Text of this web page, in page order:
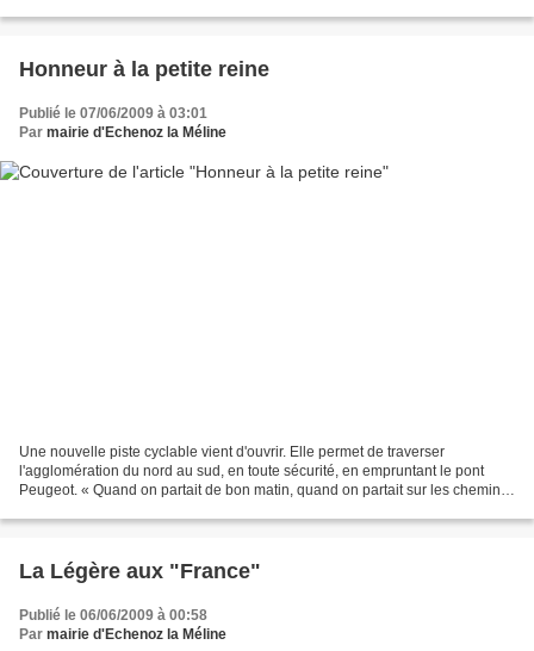
Honneur à la petite reine
Publié le 07/06/2009 à 03:01
Par mairie d'Echenoz la Méline
Une nouvelle piste cyclable vient d'ouvrir. Elle permet de traverser
l'agglomération du nord au sud, en toute sécurité, en empruntant le pont
Peugeot. « Quand on partait de bon matin, quand on partait sur les chemins,
La Légère aux "France"
Publié le 06/06/2009 à 00:58
Par mairie d'Echenoz la Méline